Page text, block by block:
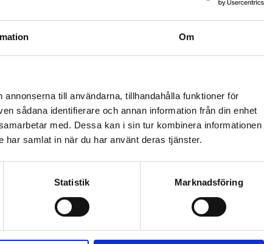
Om
till användarna, tillhandahålla funktioner för
sådana identifierare och annan information från din enhet
med. Dessa kan i sin tur kombinera informationen
har samlat in när du har använt deras tjänster.
Statistik Marknadsföring
behövas klister till denna ändå.
T
w
L
i
P
i